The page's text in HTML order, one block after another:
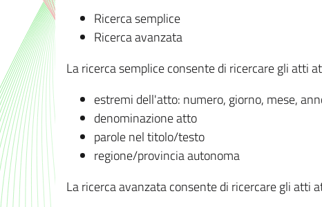
Ricerca semplice
Ricerca avanzata
La ricerca semplice consente di ricercare gli atti
estremi dell'atto: numero, giorno, mese,
denominazione atto
parole nel titolo/testo
regione/provincia autonoma
La ricerca avanzata consente di ricercare gli atti